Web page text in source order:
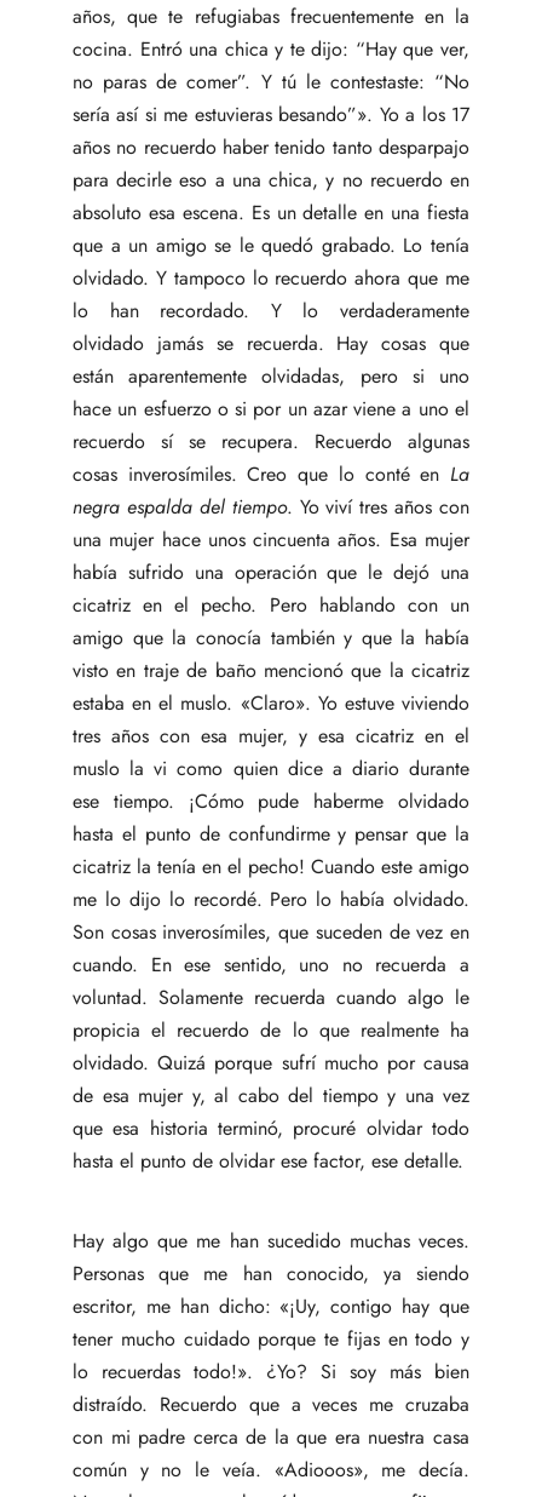
años, que te refugiabas frecuentemente en la
cocina. Entró una chica y te dijo: “Hay que ver,
no paras de comer”. Y tú le contestaste: “No
sería así si me estuvieras besando”». Yo a los 17
años no recuerdo haber tenido tanto desparpajo
para decirle eso a una chica, y no recuerdo en
absoluto esa escena. Es un detalle en una fiesta
que a un amigo se le quedó grabado. Lo tenía
olvidado. Y tampoco lo recuerdo ahora que me
lo han recordado. Y lo verdaderamente
olvidado jamás se recuerda. Hay cosas que
están aparentemente olvidadas, pero si uno
hace un esfuerzo o si por un azar viene a uno el
recuerdo sí se recupera. Recuerdo algunas
cosas inverosímiles. Creo que lo conté en La
negra espalda del tiempo. Yo viví tres años con
una mujer hace unos cincuenta años. Esa mujer
había sufrido una operación que le dejó una
cicatriz en el pecho. Pero hablando con un
amigo que la conocía también y que la había
visto en traje de baño mencionó que la cicatriz
estaba en el muslo. «Claro». Yo estuve viviendo
tres años con esa mujer, y esa cicatriz en el
muslo la vi como quien dice a diario durante
ese tiempo. ¡Cómo pude haberme olvidado
hasta el punto de confundirme y pensar que la
cicatriz la tenía en el pecho! Cuando este amigo
me lo dijo lo recordé. Pero lo había olvidado.
Son cosas inverosímiles, que suceden de vez en
cuando. En ese sentido, uno no recuerda a
voluntad. Solamente recuerda cuando algo le
propicia el recuerdo de lo que realmente ha
olvidado. Quizá porque sufrí mucho por causa
de esa mujer y, al cabo del tiempo y una vez
que esa historia terminó, procuré olvidar todo
hasta el punto de olvidar ese factor, ese detalle.
Hay algo que me han sucedido muchas veces.
Personas que me han conocido, ya siendo
escritor, me han dicho: «¡Uy, contigo hay que
tener mucho cuidado porque te fijas en todo y
lo recuerdas todo!». ¿Yo? Si soy más bien
distraído. Recuerdo que a veces me cruzaba
con mi padre cerca de la que era nuestra casa
común y no le veía. «Adiooos», me decía.